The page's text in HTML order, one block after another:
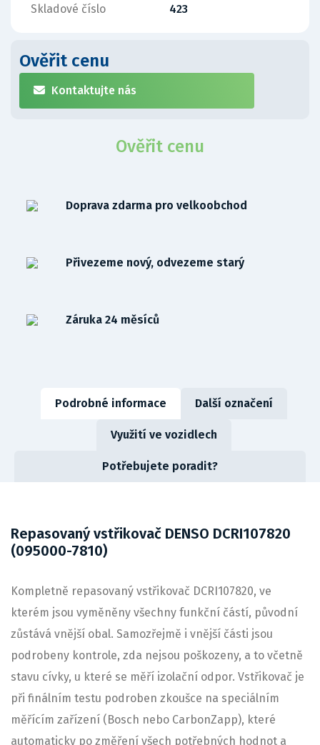
Skladové číslo 423
Ověřit cenu
Kontaktujte nás
Ověřit cenu
Doprava zdarma pro velkoobchod
Přivezeme nový, odvezeme starý
Záruka 24 měsíců
Podrobné informace Další označení
Využití ve vozidlech
Potřebujete poradit?
Repasovaný vstřikovač DENSO DCRI107820
(095000-7810)
Kompletně repasovaný vstřikovač DCRI107820, ve
kterém jsou vyměněny všechny funkční částí, původní
zůstává vnější obal. Samozřejmě i vnější části jsou
podrobeny kontrole, zda nejsou poškozeny, a to včetně
stavu cívky, u které se měří izolační odpor. Vstřikovač je
při finálním testu podroben zkoušce na speciálním
měřícím zařízení (Bosch nebo CarbonZapp), které
automaticky po změření všech potřebných hodnot a